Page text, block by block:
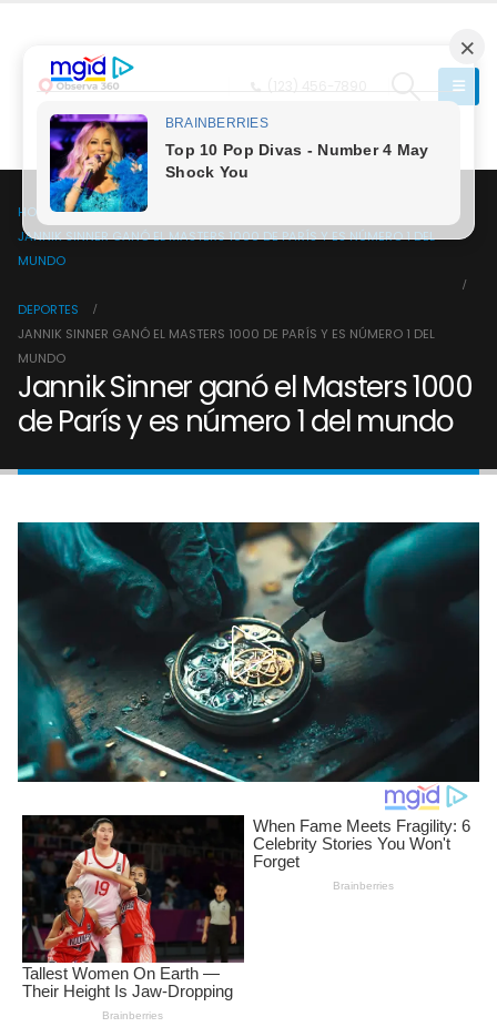
HOME
JANNIK SINNER GANÓ EL MASTERS 1000 DE PARÍS Y ES NÚMERO 1 DEL
MUNDO
DEPORTES
JANNIK SINNER GANÓ EL MASTERS 1000 DE PARÍS Y ES NÚMERO 1 DEL
MUNDO
Jannik Sinner ganó el Masters 1000
de París y es número 1 del mundo